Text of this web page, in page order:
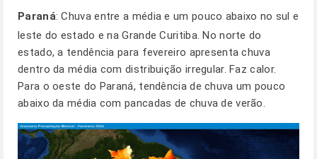
Paraná: Chuva entre a média e um pouco abaixo no sul e
leste do estado e na Grande Curitiba. No norte do
estado, a tendência para fevereiro apresenta chuva
dentro da média com distribuição irregular. Faz calor.
Para o oeste do Paraná, tendência de chuva um pouco
abaixo da média com pancadas de chuva de verão.